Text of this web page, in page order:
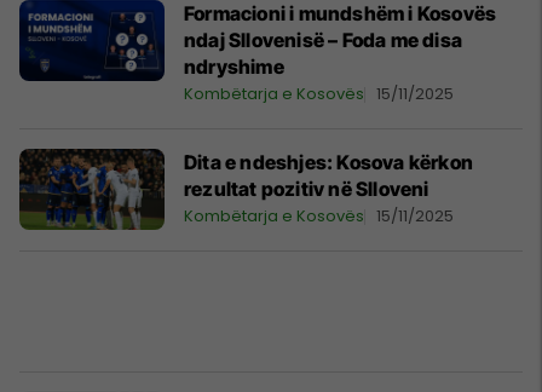
Formacioni i mundshëm i Kosovës
ndaj Sllovenisë – Foda me disa
ndryshime
Kombëtarja e Kosovës 15/11/2025
Dita e ndeshjes: Kosova kërkon
rezultat pozitiv në Slloveni
Kombëtarja e Kosovës 15/11/2025